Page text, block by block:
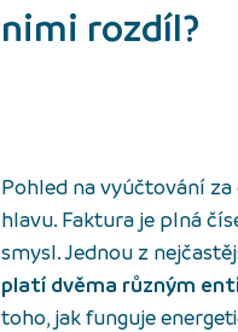
nimi rozdíl?
Pohled na vyúčtování
hlavu. Faktura je plná
smysl. Jednou z
platí dvěma různým
toho, jak funguje